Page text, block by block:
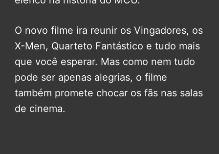
O novo filme ira reunir os Vingadores, os
X-Men, Quarteto Fantástico e tudo mais
que você esperar. Mas como nem tudo
pode ser apenas alegrias, o filme
também promete chocar os fãs nas salas
de cinema.